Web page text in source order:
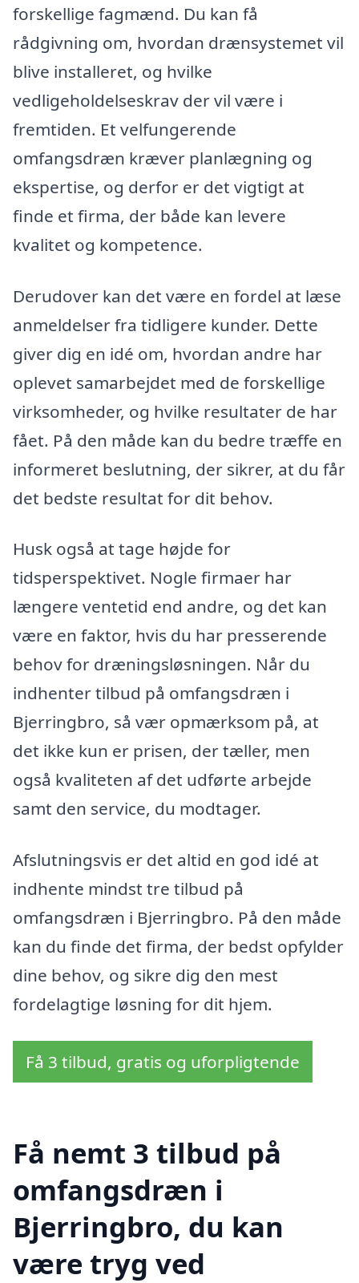
forskellige fagmænd. Du kan få
rådgivning om, hvordan drænsystemet vil
blive installeret, og hvilke
vedligeholdelseskrav der vil være i
fremtiden. Et velfungerende
omfangsdræn kræver planlægning og
ekspertise, og derfor er det vigtigt at
finde et firma, der både kan levere
kvalitet og kompetence.
Derudover kan det være en fordel at læse
anmeldelser fra tidligere kunder. Dette
giver dig en idé om, hvordan andre har
oplevet samarbejdet med de forskellige
virksomheder, og hvilke resultater de har
fået. På den måde kan du bedre træffe en
informeret beslutning, der sikrer, at du får
det bedste resultat for dit behov.
Husk også at tage højde for
tidsperspektivet. Nogle firmaer har
længere ventetid end andre, og det kan
være en faktor, hvis du har presserende
behov for dræningsløsningen. Når du
indhenter tilbud på omfangsdræn i
Bjerringbro, så vær opmærksom på, at
det ikke kun er prisen, der tæller, men
også kvaliteten af det udførte arbejde
samt den service, du modtager.
Afslutningsvis er det altid en god idé at
indhente mindst tre tilbud på
omfangsdræn i Bjerringbro. På den måde
kan du finde det firma, der bedst opfylder
dine behov, og sikre dig den mest
fordelagtige løsning for dit hjem.
Få 3 tilbud, gratis og uforpligtende
Få nemt 3 tilbud på
omfangsdræn i
Bjerringbro, du kan
være tryg ved